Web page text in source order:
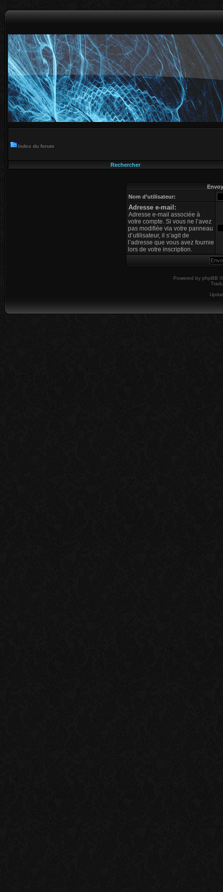
Index du forum
Rechercher
Nom d’utilisateur:
Adresse e-mail:
Adresse e-mail associée à
votre compte. Si vous ne l’avez
pas modifiée via votre panneau
d’utilisateur, il s’agit de
l’adresse que vous avez fournie
lors de votre inscription.
Powered by phpBB